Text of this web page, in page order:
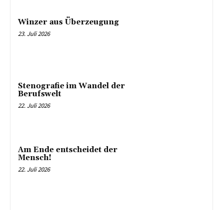
Winzer aus Überzeugung
23. Juli 2026
Stenografie im Wandel der
Berufswelt
22. Juli 2026
Am Ende entscheidet der
Mensch!
22. Juli 2026